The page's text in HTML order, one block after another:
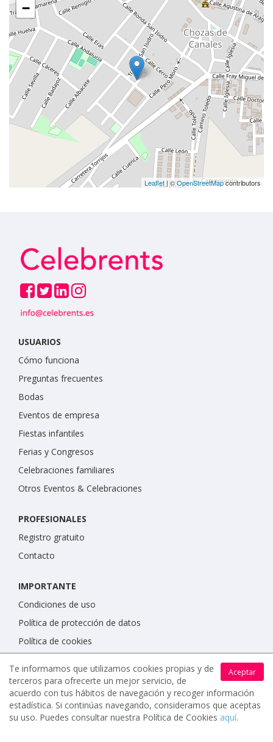
−
Leaflet | ©OpenStreetMapcontributors
USUARIOS
Cómo funciona
Preguntas frecuentes
Bodas
Eventos de empresa
Fiestas infantiles
Ferias y Congresos
Celebraciones familiares
Otros Eventos & Celebraciones
PROFESIONALES
Registro gratuito
Contacto
IMPORTANTE
Condiciones de uso
Política de protección de datos
Política de cookies
Aceptar
Te informamos que utilizamos cookies propias y de
terceros para ofrecerte un mejor servicio, de
acuerdo con tus hábitos de navegación y recoger información
estadística. Si continúas navegando, consideramos que aceptas
su uso. Puedes consultar nuestra Política de Cookies aquí.